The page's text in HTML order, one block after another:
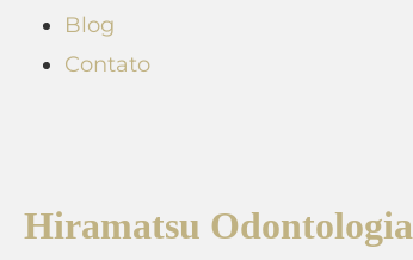
Blog
Contato
Hiramatsu Odontologia